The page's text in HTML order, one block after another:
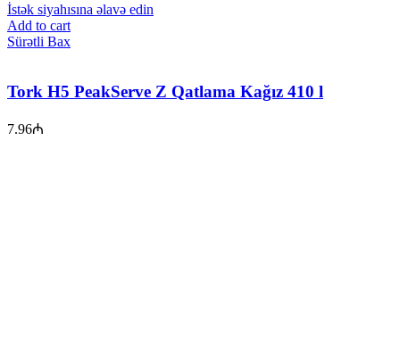
İstək siyahısına əlavə edin
Add to cart
Sürətli Bax
Tork H5 PeakServe Z Qatlama Kağız 410 l
7.96₼